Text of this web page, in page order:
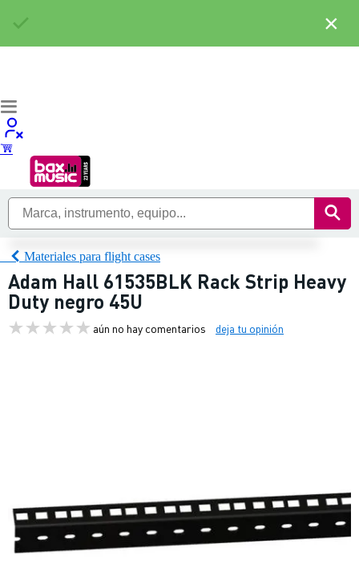
Materiales para flight cases
Adam Hall 61535BLK Rack Strip Heavy
Duty negro 45U
aún no hay comentarios deja tu opinión
×